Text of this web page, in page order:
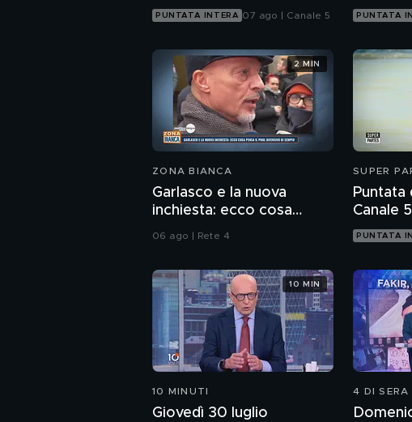
PUNTATA INTERA 07 ago | Canale 5 PUNTATA
ZONA BIANCA
Garlasco e la nuova
inchiesta: ecco cosa
pensa il pool difensivo di
06 ago | Rete 4
2 MIN
SUPER
Puntata
Canale 5
PUNTATA
10 MINUTI
Giovedì 30 luglio
10 MIN
4 DI SERA